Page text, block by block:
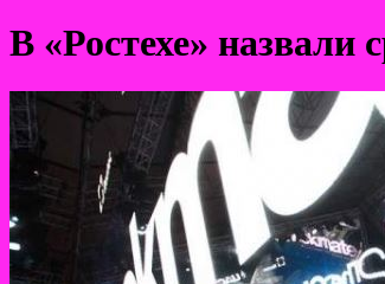
В «Ростехе» назвали